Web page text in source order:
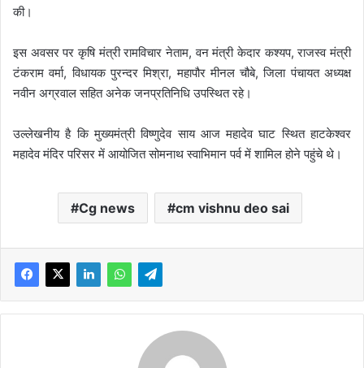
की।
इस अवसर पर कृषि मंत्री रामविचार नेताम, वन मंत्री केदार कश्यप, राजस्व मंत्री
टंकराम वर्मा, विधायक पुरन्दर मिश्रा, महापौर मीनल चौबे, जिला पंचायत अध्यक्ष
नवीन अग्रवाल सहित अनेक जनप्रतिनिधि उपस्थित रहे।
उल्लेखनीय है कि मुख्यमंत्री विष्णुदेव साय आज महादेव घाट स्थित हाटकेश्वर
महादेव मंदिर परिसर में आयोजित सोमनाथ स्वाभिमान पर्व में शामिल होने पहुंचे थे।
Cg news cm vishnu deo sai